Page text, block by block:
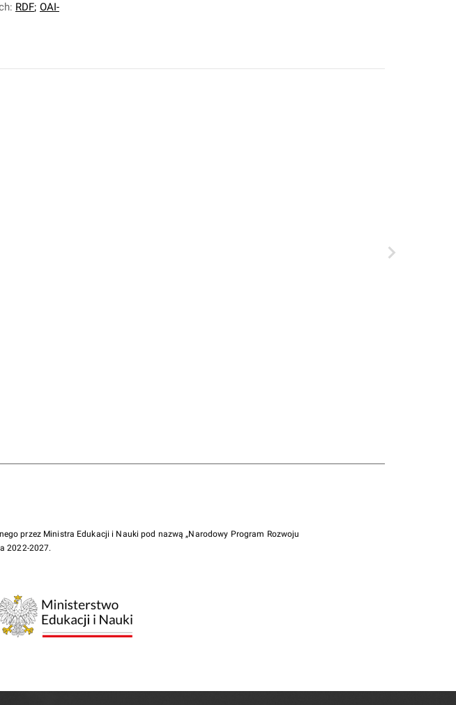
RDF; OAI-
przez Ministra Edukacji i Nauki pod nazwą „Narodowy Program Rozwoju
2022-2027.